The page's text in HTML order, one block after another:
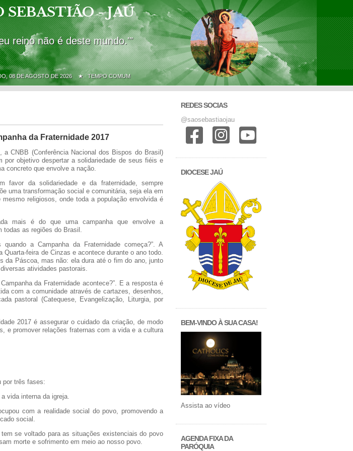
SEBASTIÃO - JAÚ
reino não é deste mundo.'"
08 DE AGOSTO DE 2026 ★ TEMPO COMUM
da Fraternidade 2017
CNBB (Conferência Nacional dos Bispos do Brasil)
por objetivo despertar a solidariedade de seus fiéis e
concreto que envolve a nação.
favor da solidariedade e da fraternidade, sempre
uma transformação social e comunitária, seja ela em
religiosos, onde toda a população envolvida é
mais é do que uma campanha que envolve a
todas as regiões do Brasil.
a Campanha da Fraternidade começa?”. A
Quarta-feira de Cinzas e acontece durante o ano todo.
da Páscoa, mas não: ela dura até o fim do ano, junto
atividades pastorais.
da Fraternidade acontece?”. E a resposta é
com a comunidade através de cartazes, desenhos,
pastoral (Catequese, Evangelização, Liturgia, por
2017 é assegurar o cuidado da criação, de modo
e promover relações fraternas com a vida e a cultura
por três fases:
vida interna da igreja.
com a realidade social do povo, promovendo a
social.
se voltado para as situações existenciais do povo
morte e sofrimento em meio ao nosso povo.
REDES SOCIAS
@saosebastiaojau
DIOCESE JAÚ
BEM-VINDO À SUA CASA!
Assista ao vídeo
AGENDA FIXA DA
PARÓQUIA